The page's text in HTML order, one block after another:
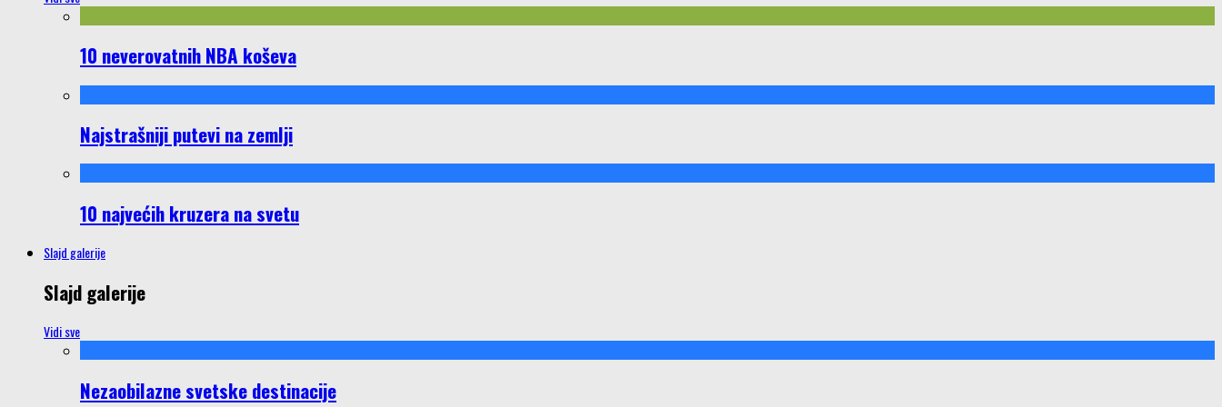
10 neverovatnih NBA koševa
Najstrašniji putevi na zemlji
10 najvećih kruzera na svetu
Slajd galerije
Slajd galerije
Vidi sve
Nezaobilazne svetske destinacije